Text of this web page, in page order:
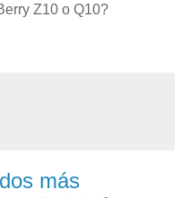
Z10 o Q10?
más